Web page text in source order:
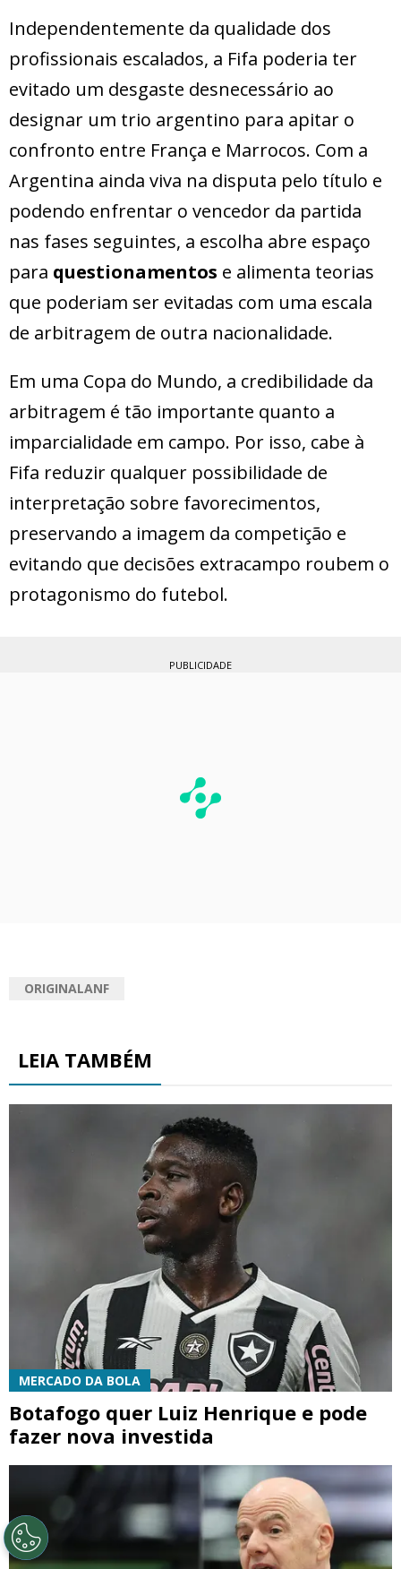
Independentemente da qualidade dos
profissionais escalados, a Fifa poderia ter
evitado um desgaste desnecessário ao
designar um trio argentino para apitar o
confronto entre França e Marrocos. Com a
Argentina ainda viva na disputa pelo título e
podendo enfrentar o vencedor da partida
nas fases seguintes, a escolha abre espaço
para questionamentos e alimenta teorias
que poderiam ser evitadas com uma escala
de arbitragem de outra nacionalidade.
Em uma Copa do Mundo, a credibilidade da
arbitragem é tão importante quanto a
imparcialidade em campo. Por isso, cabe à
Fifa reduzir qualquer possibilidade de
interpretação sobre favorecimentos,
preservando a imagem da competição e
evitando que decisões extracampo roubem o
protagonismo do futebol.
PUBLICIDADE
ORIGINALANF
LEIA TAMBÉM
MERCADO DA BOLA
Botafogo quer Luiz Henrique e pode
fazer nova investida